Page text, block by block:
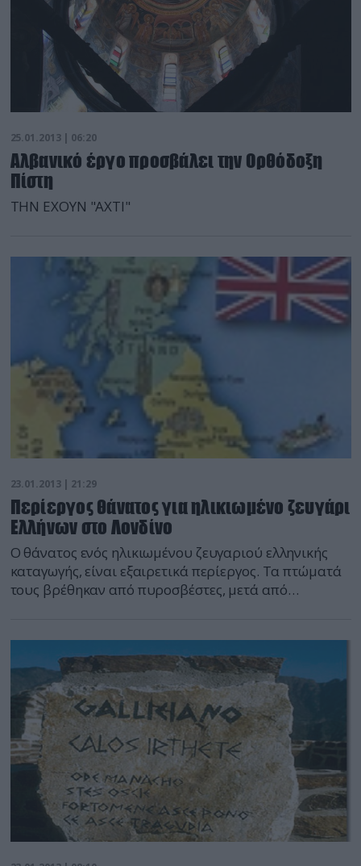
25.01.2013 | 06:20
Αλβανικό έργο προσβάλει την Ορθόδοξη
Πίστη
ΤΗΝ ΕΧΟΥΝ "ΑΧΤΙ"
23.01.2013 | 21:29
Περίεργος θάνατος για ηλικιωμένο ζευγάρι
Ελλήνων στο Λονδίνο
Ο θάνατος ενός ηλικιωμένου ζευγαριού ελληνικής
καταγωγής, είναι εξαιρετικά περίεργος. Τα πτώματά
τους βρέθηκαν από πυροσβέστες, μετά από
απανθρακωμένος στον πάνω όροφο του διώροφου
οικήματος, η κατά δέκα χρόνια όμως μεγαλύτερη
σύζυγός του η οποία ήταν στον κάτω όροφο, έφερε
[…]